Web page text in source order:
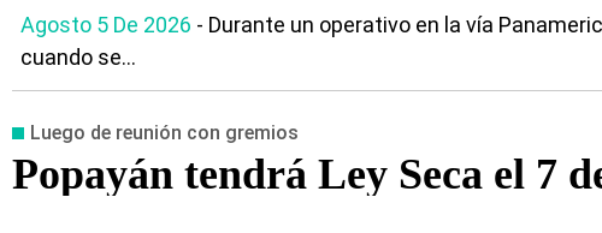
Agosto 5 De 2026 - Durante un operativo en la vía
cuando se...
Luego de reunión con gremios
Popayán tendrá Ley Seca el 7